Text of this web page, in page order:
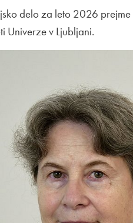
delo za leto 2026 prejme
Univerze v Ljubljani.